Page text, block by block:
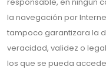
la navegación por
tampoco garantizara la
veracidad, validez o
los que se pueda